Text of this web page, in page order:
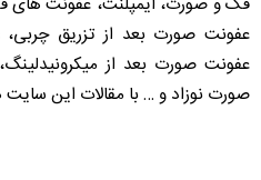
عفونت صورت بعد از تزریق
عفونت صورت بعد از
صورت نوزاد و … با مقالات این سایت